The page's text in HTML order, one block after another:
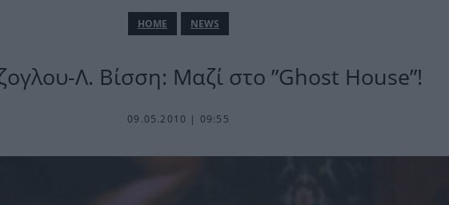
ΗΟΜΕ NEWS
Λ. Βίσση: Μαζί στο ”Ghost House”!
09.05.2010 | 09:55